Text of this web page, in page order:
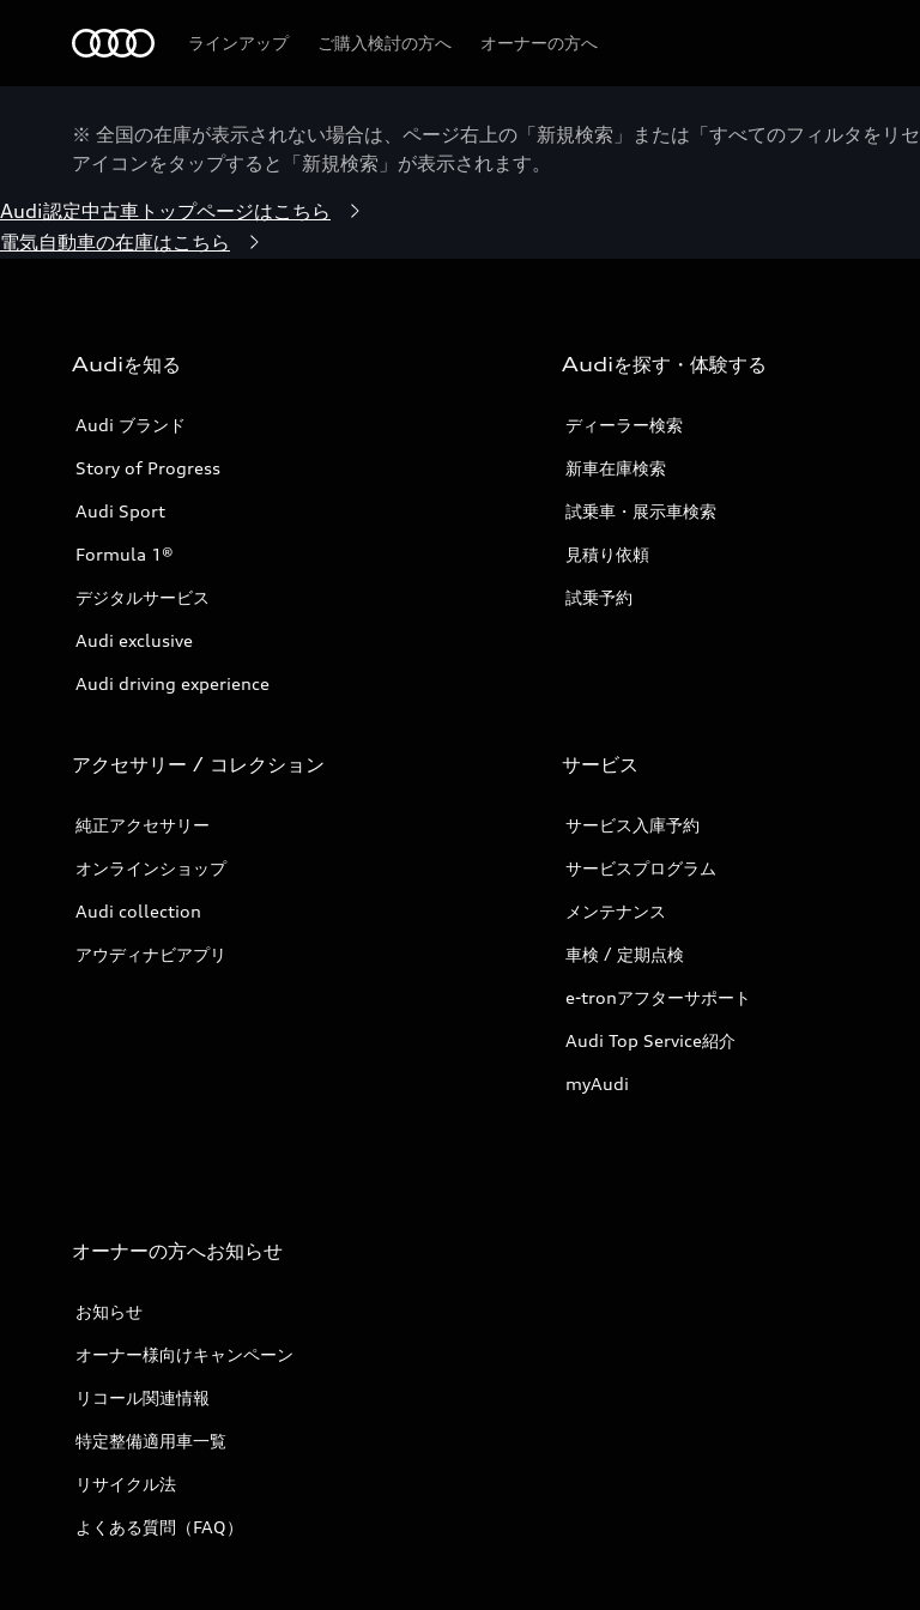
ラインアップ ご購入検討の方へ オーナーの方へ
※ 全国の在庫が表示されない場合は、ページ右上の「新規検索」または「すべてのフィルタをリ
アイコンをタップすると「新規検索」が表示されます。
Audi認定中古車トップページはこちら
電気自動車の在庫はこちら
Audiを知る
Audi ブランド
Story of Progress
Audi Sport
Formula 1®
デジタルサービス
Audi exclusive
Audi driving experience
Audiを探す・体験する
ディーラー検索
新車在庫検索
試乗車・展示車検索
見積り依頼
試乗予約
アクセサリー / コレクション
純正アクセサリー
オンラインショップ
Audi collection
アウディナビアプリ
サービス
サービス入庫予約
サービスプログラム
メンテナンス
車検 / 定期点検
e-tronアフターサポート
Audi Top Service紹介
myAudi
オーナーの方へお知らせ
お知らせ
オーナー様向けキャンペーン
リコール関連情報
特定整備適用車一覧
リサイクル法
よくある質問（FAQ）